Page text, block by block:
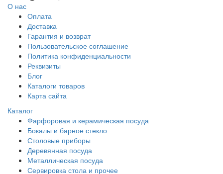
О нас
Оплата
Доставка
Гарантия и возврат
Пользовательское соглашение
Политика конфиденциальности
Реквизиты
Блог
Каталоги товаров
Карта сайта
Каталог
Фарфоровая и керамическая посуда
Бокалы и барное стекло
Столовые приборы
Деревянная посуда
Металлическая посуда
Сервировка стола и прочее